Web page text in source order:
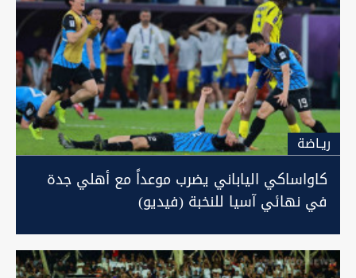
ريـاضة
كاواساكي الياباني يضرب موعداً مع أهلي جدة
في نهائي آسيا للنخبة (فيديو)